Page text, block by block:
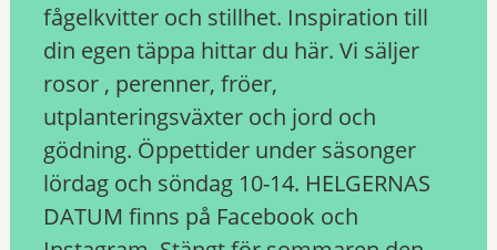
fågelkvitter och stillhet. Inspiration till
din egen täppa hittar du här. Vi säljer
rosor , perenner, fröer,
utplanteringsväxter och jord och
gödning. Öppettider under säsonger
lördag och söndag 10-14. HELGERNAS
DATUM finns på Facebook och